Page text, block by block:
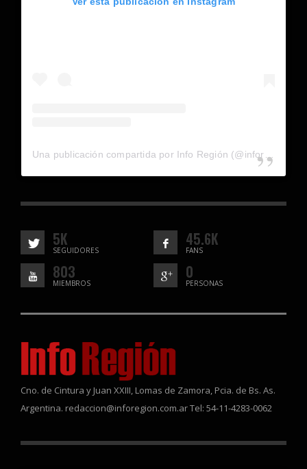
5K
SEGUIDORES
45.6K
FANS
803
MIEMBROS
0
PERSONAS
Cno. de Cintura y Juan XXIII, Lomas de Zamora, Pcia. de Bs. As.
Argentina. redaccion@inforegion.com.ar Tel: 54-11-4283-0062